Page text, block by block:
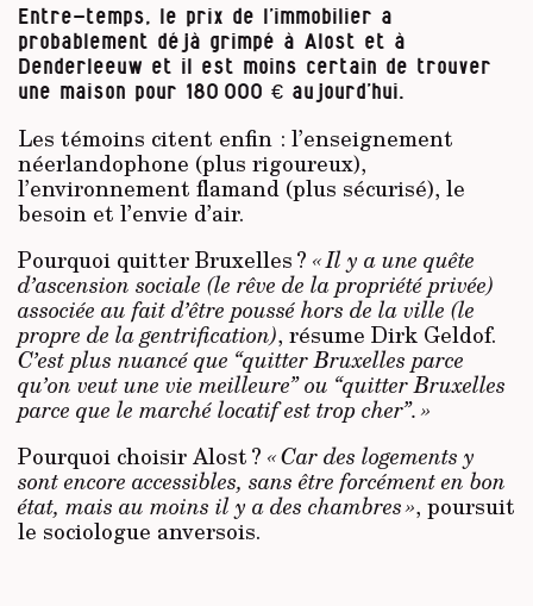
Entre-temps, le prix de l’immobilier a
probablement déjà grimpé à Alost et à
Denderleeuw et il est moins certain de trouver
une maison pour 180 000 € aujourd’hui.
Les témoins citent enfin : l’enseignement
néerlandophone (plus rigoureux),
l’environnement flamand (plus sécurisé), le
besoin et l’envie d’air.
Pourquoi quitter Bruxelles ? « Il y a une quête
d’ascension sociale (le rêve de la propriété privée)
associée au fait d’être poussé hors de la ville (le
propre de la gentrification), résume Dirk Geldof.
C’est plus nuancé que “quitter Bruxelles parce
qu’on veut une vie meilleure” ou “quitter Bruxelles
parce que le marché locatif est trop cher”. »
Pourquoi choisir Alost ? « Car des logements y
sont encore accessibles, sans être forcément en bon
état, mais au moins il y a des chambres », poursuit
le sociologue anversois.